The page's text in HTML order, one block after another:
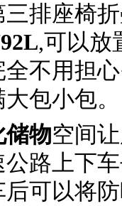
三排座椅
92L,可以放
不用担
包小包。
储物空间
路上下
可以将